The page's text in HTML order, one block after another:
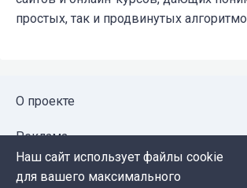
простых, так и продвинутых
О проекте
Реклама
Публичная оферта
Наш сайт использует файлы cookie
для вашего максимального